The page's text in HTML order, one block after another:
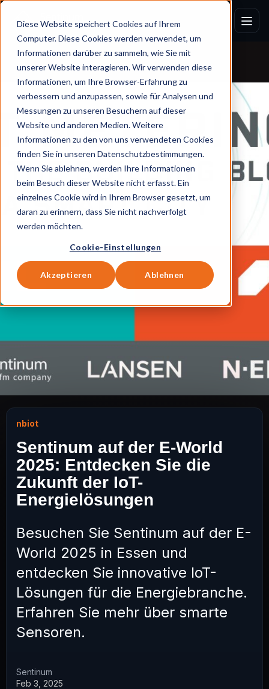
Diese Website speichert Cookies auf Ihrem
Computer. Diese Cookies werden verwendet, um
Informationen darüber zu sammeln, wie Sie mit
unserer Website interagieren. Wir verwenden diese
Informationen, um Ihre Browser-Erfahrung zu
verbessern und anzupassen, sowie für Analysen und
Messungen zu unseren Besuchern auf dieser
Website und anderen Medien. Weitere
Informationen zu den von uns verwendeten Cookies
finden Sie in unseren Datenschutzbestimmungen.
Wenn Sie ablehnen, werden Ihre Informationen
beim Besuch dieser Website nicht erfasst. Ein
einzelnes Cookie wird in Ihrem Browser gesetzt, um
daran zu erinnern, dass Sie nicht nachverfolgt
werden möchten.
Cookie-Einstellungen
Akzeptieren Ablehnen
nbiot
Sentinum auf der E-World
2025: Entdecken Sie die
Zukunft der IoT-
Energielösungen
Besuchen Sie Sentinum auf der E-
World 2025 in Essen und
entdecken Sie innovative IoT-
Lösungen für die Energiebranche.
Erfahren Sie mehr über smarte
Sensoren.
Sentinum
Feb 3, 2025